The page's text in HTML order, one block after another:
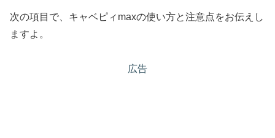
次の項目で、キャベピィmaxの使い方と注意点をお伝えし
ますよ。
広告